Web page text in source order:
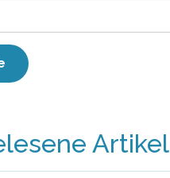
Artikel